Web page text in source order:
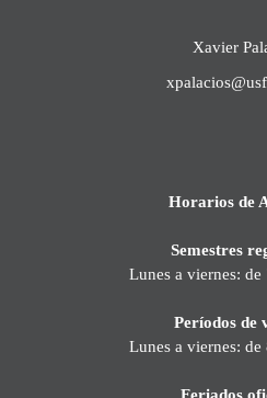
Xavier
Horarios de
Semestres
Lunes a viernes:
Períodos de
Lunes a viernes:
Feriados